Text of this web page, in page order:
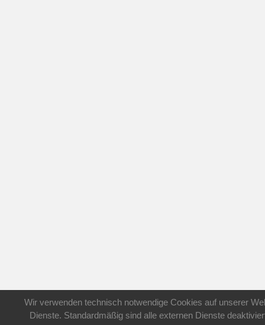
Wir verwenden technisch notwendige Cookies auf unserer
Dienste. Standardmäßig sind alle externen Dienste